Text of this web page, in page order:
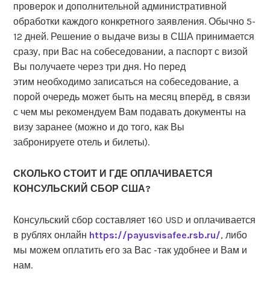
проверок и дополнительной административной
обработки каждого конкретного заявления. Обычно 5-
12 дней. Решение о выдаче визы в США принимается
сразу, при Вас на собеседовании, а паспорт с визой
Вы получаете через три дня. Но перед
этим необходимо записаться на собеседование, а
порой очередь может быть на месяц вперёд, в связи
с чем мы рекомендуем Вам подавать документы на
визу заранее (можно и до того, как Вы
забронируете отель и билеты).
СКОЛЬКО СТОИТ И ГДЕ ОПЛАЧИВАЕТСЯ
КОНСУЛЬСКИЙ СБОР США?
Консульский сбор составляет 160 USD и оплачивается
в рублях онлайн https://payusvisafee.rsb.ru/, либо
мы можем оплатить его за Вас -так удобнее и Вам и
нам.